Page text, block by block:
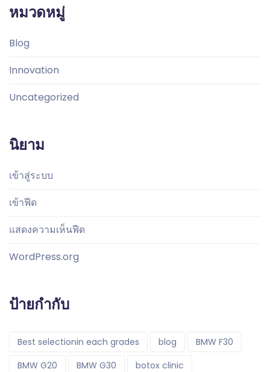
หมวดหมู่
Blog
Innovation
Uncategorized
นิยาม
เข้าสู่ระบบ
เข้าฟีด
แสดงความเห็นฟีด
WordPress.org
ป้ายกำกับ
Best selectionin each grades blog
BMW F30
BMW G20
BMW G30
botox clinic